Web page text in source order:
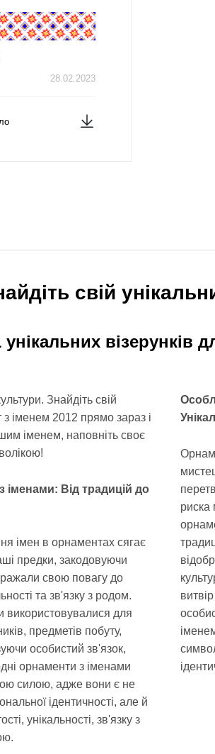
28.02.2023
свій
візерунків
Знайдіть свій
іменем 2012 прямо зараз і
іменем, наповніть своє
іменами: Від традицій до
імен в орнаментах сягає
предки, закодовуючи
свою повагу до
та зв'язку з родом.
використовувалися для
предметів побуту,
особистий зв'язок,
орнаменти з іменами
силою, адже вони є не
ідентичності, але й
унікальності, зв'язку з
риска